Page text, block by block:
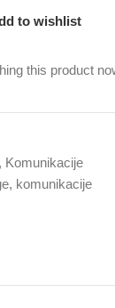
to wishlist
this product
, Komunikacije
, komunikacije